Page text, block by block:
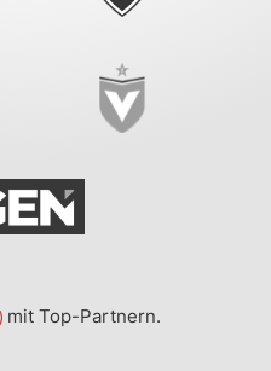
mit Top-Partnern.